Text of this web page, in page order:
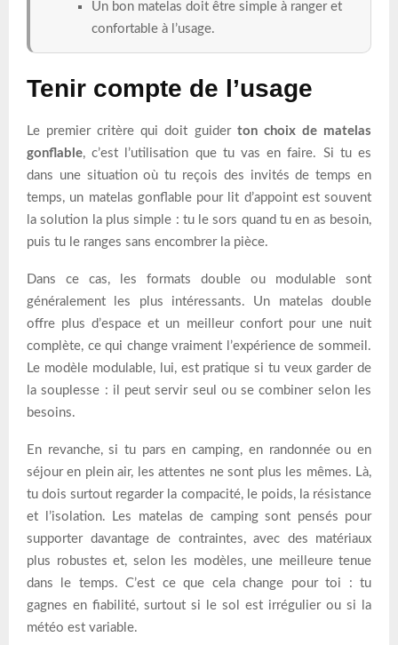
Un bon matelas doit être simple à ranger et
confortable à l’usage.
Tenir compte de l’usage
Le premier critère qui doit guider ton choix de matelas
gonflable, c’est l’utilisation que tu vas en faire. Si tu es
dans une situation où tu reçois des invités de temps en
temps, un matelas gonflable pour lit d’appoint est souvent
la solution la plus simple : tu le sors quand tu en as besoin,
puis tu le ranges sans encombrer la pièce.
Dans ce cas, les formats double ou modulable sont
généralement les plus intéressants. Un matelas double
offre plus d’espace et un meilleur confort pour une nuit
complète, ce qui change vraiment l’expérience de sommeil.
Le modèle modulable, lui, est pratique si tu veux garder de
la souplesse : il peut servir seul ou se combiner selon les
besoins.
En revanche, si tu pars en camping, en randonnée ou en
séjour en plein air, les attentes ne sont plus les mêmes. Là,
tu dois surtout regarder la compacité, le poids, la résistance
et l’isolation. Les matelas de camping sont pensés pour
supporter davantage de contraintes, avec des matériaux
plus robustes et, selon les modèles, une meilleure tenue
dans le temps. C’est ce que cela change pour toi : tu
gagnes en fiabilité, surtout si le sol est irrégulier ou si la
météo est variable.